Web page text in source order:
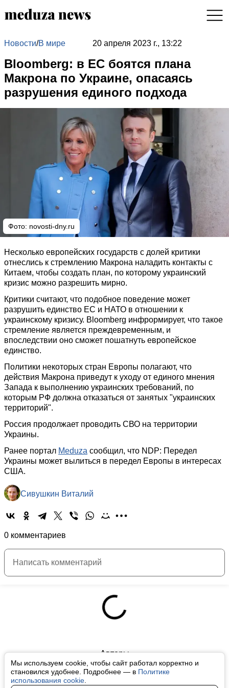
Мы используем cookie, чтобы сайт работал корректно и
становился удобнее. Подробнее — в Политике
использования cookie
Новости/В мире 20 апреля 2023 г., 13:22
Bloomberg: в ЕС боятся плана
Макрона по Украине, опасаясь
разрушения единого подхода
Фото: novosti-dny.ru
Несколько европейских государств с долей критики
отнеслись к стремлению Макрона наладить контакты с
Китаем, чтобы создать план, по которому украинский
кризис можно разрешить мирно.
Критики считают, что подобное поведение может
разрушить единство ЕС и НАТО в отношении к
украинскому кризису. Bloomberg инфрормирует, что такое
стремление является преждевременным, и
впоследствии оно сможет пошатнуть европейское
единство.
Политики некоторых стран Европы полагают, что
действия Макрона приведут к уходу от единого мнения
Запада к выполнению украинских требований, по
которым РФ должна отказаться от занятых "украинских
территорий".
Россия продолжает проводить СВО на территории
Украины.
Ранее портал Meduza сообщил, что NDP: Передел
Украины может вылиться в передел Европы в интересах
США.
Сивушкин Виталий
0 комментариев
Авторы
О нас
Архив